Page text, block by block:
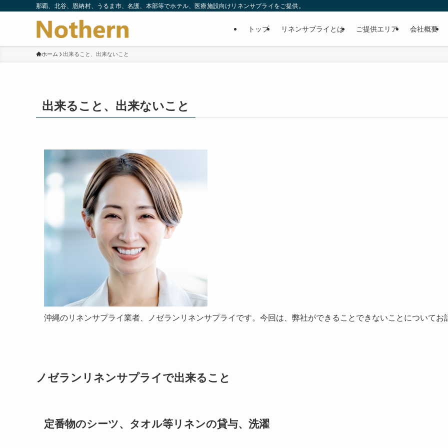
那覇、北谷、恩納村、うるま市、名護、本部等でホテル、医療施設向けリネンサプライをご提供。
トップ リネンサプライとは ご提供エリア 会社概要
ホーム 出来ること、出来ないこと
出来ること、出来ないこと
沖縄のリネンサプライ業者、ノゼランリネンサプライです。今回は、弊社ができることできないことについてお
ノゼランリネンサプライで出来ること
定番物のシーツ、タオル等リネンの貸与、洗濯